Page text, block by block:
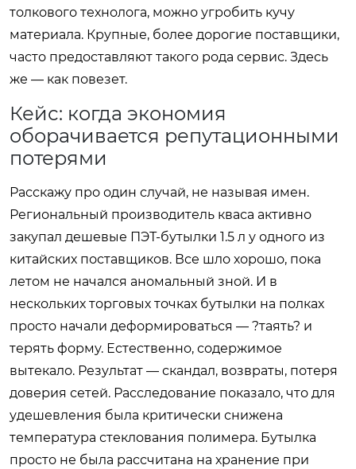
толкового технолога, можно угробить кучу
материала. Крупные, более дорогие поставщики,
часто предоставляют такого рода сервис. Здесь
же — как повезет.
Кейс: когда экономия
оборачивается репутационными
потерями
Расскажу про один случай, не называя имен.
Региональный производитель кваса активно
закупал дешевые ПЭТ-бутылки 1.5 л у одного из
китайских поставщиков. Все шло хорошо, пока
летом не начался аномальный зной. И в
нескольких торговых точках бутылки на полках
просто начали деформироваться — ?таять? и
терять форму. Естественно, содержимое
вытекало. Результат — скандал, возвраты, потеря
доверия сетей. Расследование показало, что для
удешевления была критически снижена
температура стеклования полимера. Бутылка
просто не была рассчитана на хранение при